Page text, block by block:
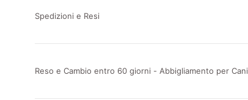
Spedizioni e Resi
Reso e Cambio entro 60 giorni - Abbigliamento per Cani